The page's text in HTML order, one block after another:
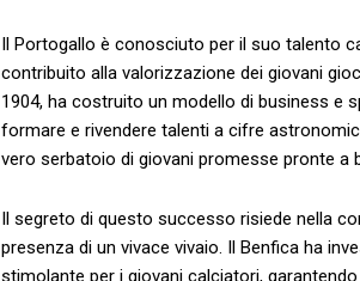
Il Portogallo è‍ conosciuto per il suo talento
contribuito alla valorizzazione dei giovani
1904, ha costruito un modello di business e⁤
⁤formare e rivendere talenti a cifre
vero serbatoio di giovani promesse​ pronte a
Il segreto di ⁢questo successo risiede nella
presenza di un vivace vivaio. Il Benfica ha
stimolante per i​ giovani calciatori,⁢